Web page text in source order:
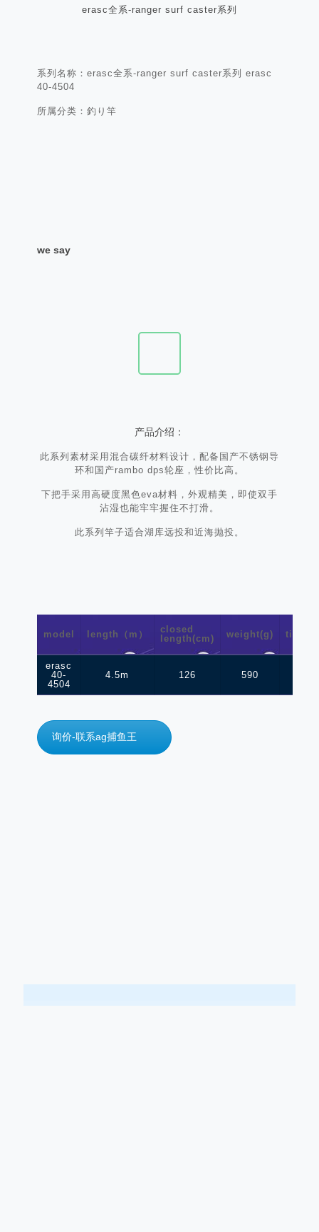
erasc全系-ranger surf caster系列
系列名称：erasc全系-ranger surf caster系列 erasc
40-4504
所属分类：釣り竿
we say
产品介绍：
此系列素材采用混合碳纤材料设计，配备国产不锈钢导
环和国产rambo dps轮座，性价比高。
下把手采用高硬度黑色eva材料，外观精美，即使双手
沾湿也能牢牢握住不打滑。
此系列竿子适合湖库远投和近海抛投。
model length（m）
closed
length(cm)
weight(g) tip(o/
erasc
40-
4504
4.5m 126 590
询价-联系ag捕鱼王